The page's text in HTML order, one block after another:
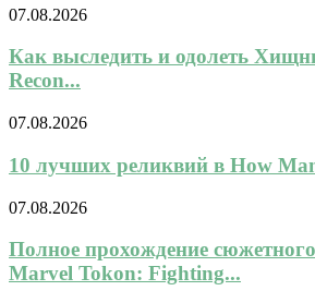
07.08.2026
Как выследить и одолеть
Recon...
07.08.2026
10 лучших реликвий в How
07.08.2026
Полное прохождение
Marvel Tokon: Fighting...